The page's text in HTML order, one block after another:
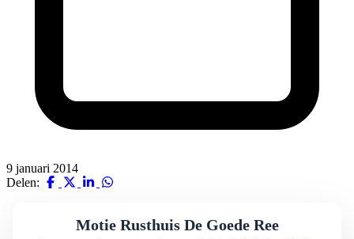
9 januari 2014
Delen:
Motie Rusthuis De Goede Ree